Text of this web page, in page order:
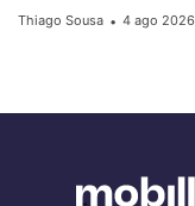
Thiago Sousa • 4 ago 2026